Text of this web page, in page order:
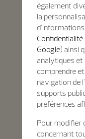
également
la
Google) ainsi
analytiques et
comprendre
navigation de
supports
préférences
Pour modifier
concernant